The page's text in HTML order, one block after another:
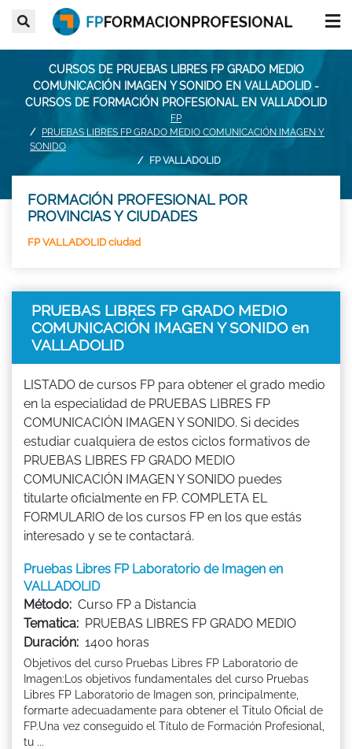
CURSOS DE PRUEBAS LIBRES FP GRADO MEDIO
COMUNICACIÓN IMAGEN Y SONIDO EN VALLADOLID -
CURSOS DE FORMACIÓN PROFESIONAL EN VALLADOLID
FP
PRUEBAS LIBRES FP GRADO MEDIO COMUNICACIÓN IMAGEN Y
SONIDO
FP VALLADOLID
FORMACIÓN PROFESIONAL POR
PROVINCIAS Y CIUDADES
FP VALLADOLID ciudad
PRUEBAS LIBRES FP GRADO MEDIO
COMUNICACIÓN IMAGEN Y SONIDO en
VALLADOLID
LISTADO de cursos FP para obtener el grado medio
en la especialidad de PRUEBAS LIBRES FP
COMUNICACIÓN IMAGEN Y SONIDO. Si decides
estudiar cualquiera de estos ciclos formativos de
PRUEBAS LIBRES FP GRADO MEDIO
COMUNICACIÓN IMAGEN Y SONIDO puedes
titularte oficialmente en FP. COMPLETA EL
FORMULARIO de los cursos FP en los que estás
interesado y se te contactará.
Pruebas Libres FP Laboratorio de Imagen en
VALLADOLID
Método: Curso FP a Distancia
Tematica: PRUEBAS LIBRES FP GRADO MEDIO
Duración: 1400 horas
Objetivos del curso Pruebas Libres FP Laboratorio de
Imagen:Los objetivos fundamentales del curso Pruebas
Libres FP Laboratorio de Imagen son, principalmente,
formarte adecuadamente para obtener el Titulo Oficial de
FP.Una vez conseguido el Título de Formación Profesional,
tu ...